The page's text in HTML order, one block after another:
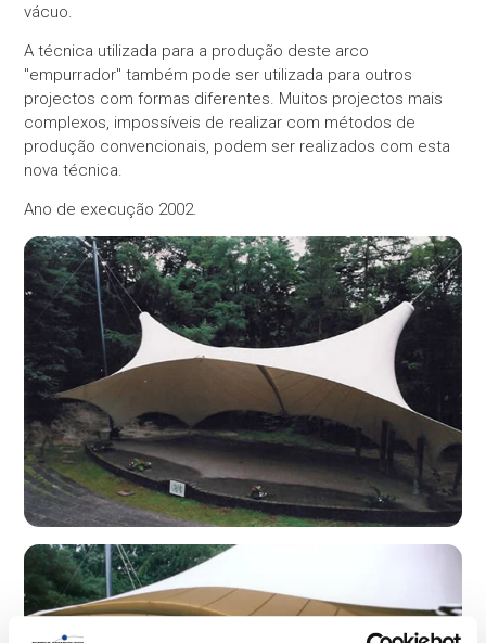
vácuo.
A técnica utilizada para a produção deste arco
"empurrador" também pode ser utilizada para outros
projectos com formas diferentes. Muitos projectos mais
complexos, impossíveis de realizar com métodos de
produção convencionais, podem ser realizados com esta
nova técnica.
Ano de execução 2002.